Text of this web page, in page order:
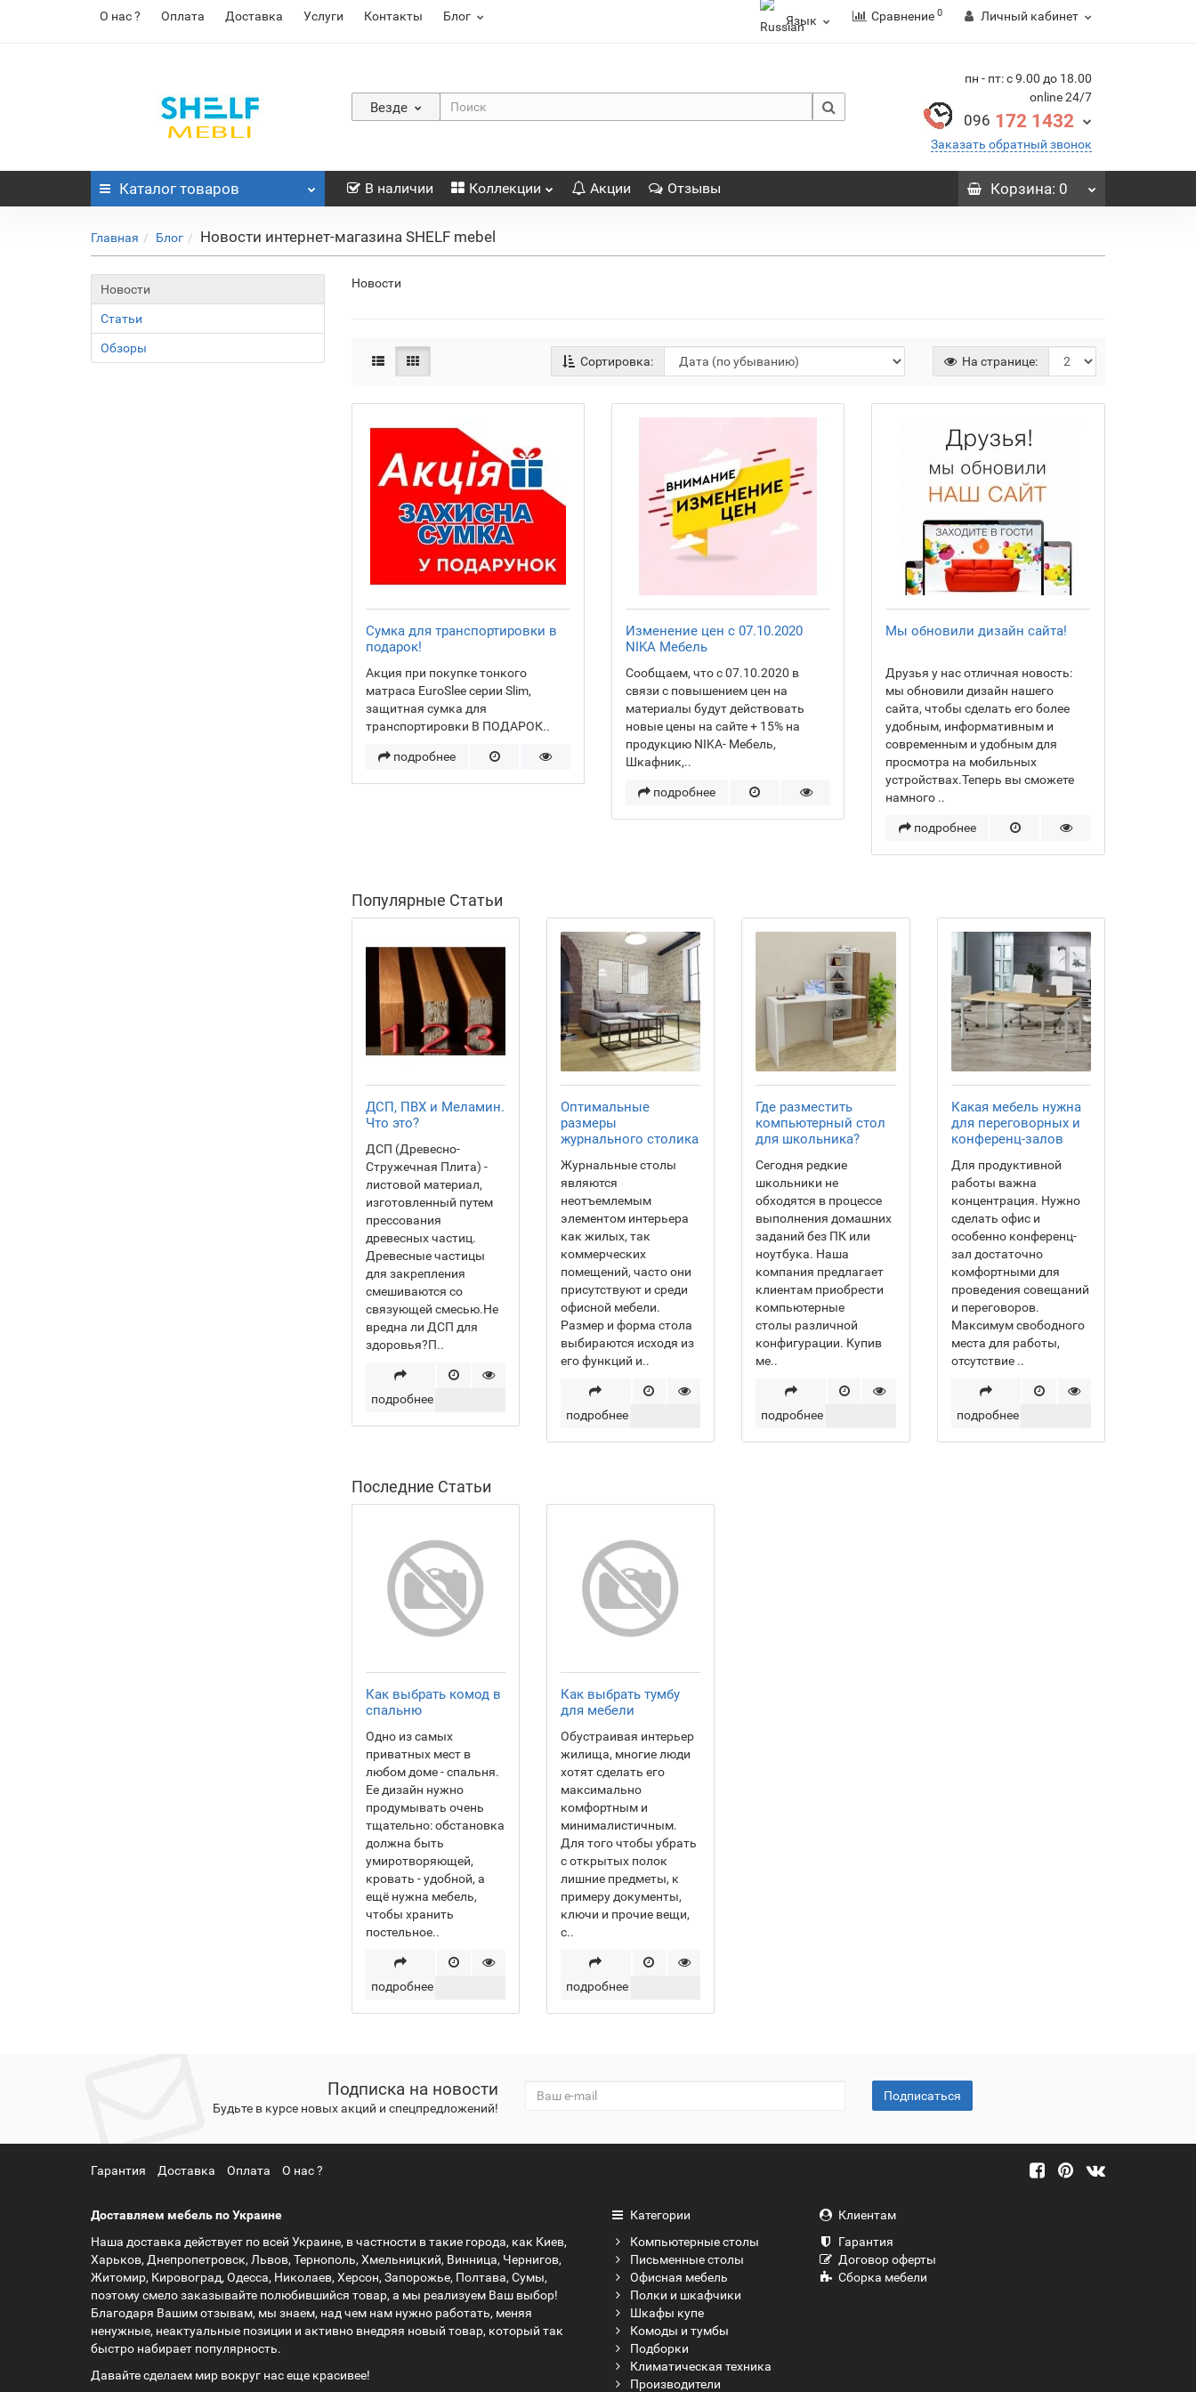
О нас ? Оплата Доставка Услуги Контакты Блог Язык Сравнение 0 Личный кабинет
Везде
пн - пт: с 9.00 до 18.00
online 24/7
096 172 1432
Заказать обратный звонок
Каталог товаров В наличии Коллекции Акции Отзывы Корзина: 0
Главная Блог Новости интернет-магазина SHELF mebel
Новости
Статьи
Обзоры
Новости
Сортировка: На странице:
Сумка для транспортировки в
подарок!
Акция при покупке тонкого
матраса EuroSlee серии Slim,
защитная сумка для
транспортировки В ПОДАРОК..
подробнее
Изменение цен с 07.10.2020
NIKA Мебель
Сообщаем, что с 07.10.2020 в
связи с повышением цен на
материалы будут действовать
новые цены на сайте + 15% на
продукцию NIKA- Мебель,
Шкафник,..
подробнее
Мы обновили дизайн сайта!
Друзья у нас отличная новость:
мы обновили дизайн нашего
сайта, чтобы сделать его более
удобным, информативным и
современным и удобным для
просмотра на мобильных
устройствах.Теперь вы сможете
намного ..
подробнее
Популярные Статьи
ДСП, ПВХ и Меламин.
Что это?
ДСП (Древесно-
Стружечная Плита) -
листовой материал,
изготовленный путем
прессования
древесных частиц.
Древесные частицы
для закрепления
смешиваются со
связующей смесью.Не
вредна ли ДСП для
здоровья?П..
подробнее
Оптимальные
размеры
журнального столика
Журнальные столы
являются
неотъемлемым
элементом интерьера
как жилых, так
коммерческих
помещений, часто они
присутствуют и среди
офисной мебели.
Размер и форма стола
выбираются исходя из
его функций и..
подробнее
Где разместить
компьютерный стол
для школьника?
Сегодня редкие
школьники не
обходятся в процессе
выполнения домашних
заданий без ПК или
ноутбука. Наша
компания предлагает
клиентам приобрести
компьютерные
столы различной
конфигурации. Купив
ме..
подробнее
Какая мебель нужна
для переговорных и
конференц-залов
Для продуктивной
работы важна
концентрация. Нужно
сделать офис и
особенно конференц-
зал достаточно
комфортными для
проведения совещаний
и переговоров.
Максимум свободного
места для работы,
отсутствие ..
подробнее
Последние Статьи
Как выбрать комод в
спальню
Одно из самых
приватных мест в
любом доме - спальня.
Ее дизайн нужно
продумывать очень
тщательно: обстановка
должна быть
умиротворяющей,
кровать - удобной, а
ещё нужна мебель,
чтобы хранить
постельное..
подробнее
Как выбрать тумбу
для мебели
Обустраивая интерьер
жилища, многие люди
хотят сделать его
максимально
комфортным и
минималистичным.
Для того чтобы убрать
с открытых полок
лишние предметы, к
примеру документы,
ключи и прочие вещи,
с..
подробнее
Подписка на новости
Будьте в курсе новых акций и спецпредложений!
Подписаться
Гарантия Доставка Оплата О нас ?
Доставляем мебель по Украине
Наша доставка действует по всей Украине, в частности в такие города, как Киев,
Харьков, Днепропетровск, Львов, Тернополь, Хмельницкий, Винница, Чернигов,
Житомир, Кировоград, Одесса, Николаев, Херсон, Запорожье, Полтава, Сумы,
поэтому смело заказывайте полюбившийся товар, а мы реализуем Ваш выбор!
Благодаря Вашим отзывам, мы знаем, над чем нам нужно работать, меняя
ненужные, неактуальные позиции и активно внедряя новый товар, который так
быстро набирает популярность.
Давайте сделаем мир вокруг нас еще красивее!
Категории
Компьютерные столы
Письменные столы
Офисная мебель
Полки и шкафчики
Шкафы купе
Комоды и тумбы
Подборки
Климатическая техника
Производители
Клиентам
Гарантия
Договор оферты
Сборка мебели